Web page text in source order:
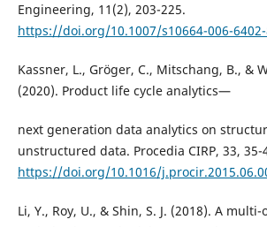
Engineering, 11(2), 203-225.
https://doi.org/10.1007/s10664-006-
Kassner, L., Gröger, C., Mitschang, B., &
(2020). Product life cycle analytics—
next generation data analytics on
unstructured data. Procedia CIRP, 33, 35-
https://doi.org/10.1016/
Li, Y., Roy, U., & Shin, S. J. (2018). A